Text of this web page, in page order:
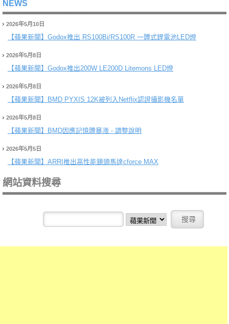
NEWS
2026年5月10日
【蘋果新聞】 Godox推出 RS100Bi/RS100R 一體式鋰電池LED燈
2026年5月8日
【蘋果新聞】 Godox推出200W LE200D Litemons LED燈
2026年5月8日
【蘋果新聞】 BMD PYXIS 12K被列入Netflix認證攝影機名單
2026年5月8日
【蘋果新聞】 BMD因應記憶體暴漲 - 調整說明
2026年5月5日
【蘋果新聞】 ARRI推出高性能鏡頭馬達cforce MAX
網站資料搜尋